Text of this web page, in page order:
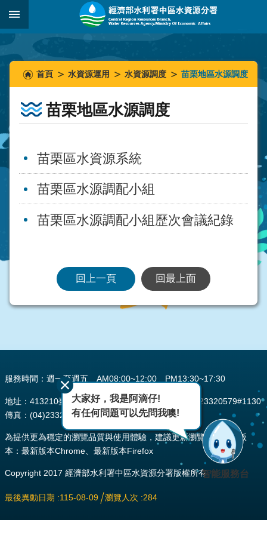
跳到主要內容區塊
:::
::::::
首頁 水資源運用 水資源調度 苗栗地區水源調度
苗栗地區水源調度
苗栗區水資源系統
苗栗區水源調配小組
苗栗區水源調配小組歷次會議紀錄
回上一頁 回最上面
服務時間：週一至週五 AM08:00~12:00 PM13:30~17:30
地址：413210臺中市霧峰區峰堤路195號 電話：(04)23320579#1130
傳真：(04)2332-0484
為提供更為穩定的瀏覽品質與使用體驗，建議更新瀏覽器至以下版
本：最新版本Chrome、最新版本Firefox
Copyright 2017 經濟部水利署中區水資源分署版權所有
最後異動日期 115-08-09 瀏覽人次 284
大家好，我是阿滴仔!
有任何問題可以先問我噢!
智能服務台